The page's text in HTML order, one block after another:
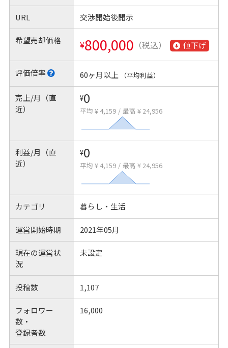
URL 交渉開始後開示
希望売却価格 ¥800,000 （税込） 値下げ
評価倍率 60ヶ月以上 （平均利益）
売上/月（直
近）
¥0
平均 ¥ 4,159 / 最高 ¥ 24,956
利益/月（直
近）
¥0
平均 ¥ 4,159 / 最高 ¥ 24,956
カテゴリ 暮らし・生活
運営開始時期 2021年05月
現在の運営状
況
未設定
投稿数 1,107
フォロワー
数・
登録者数
16,000